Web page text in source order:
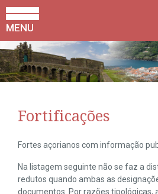
MENU
Fortificações
Fortes açorianos com informação
Na listagem seguinte não se faz a
redutos quando ambas as
documentos. Por razões tipológicas,